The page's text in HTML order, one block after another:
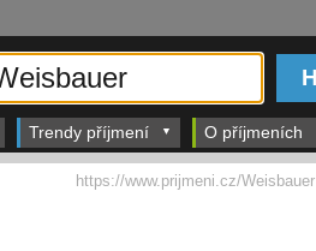
Trendy příjmení O příjmeních
https://www.prijmeni.cz/Weisbauer